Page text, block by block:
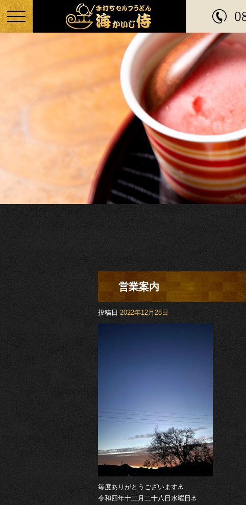
営業案内
投稿日 2022年12月28日
毎度ありがとうございます⚓︎
令和四年十二月二十八日水曜日⚓︎